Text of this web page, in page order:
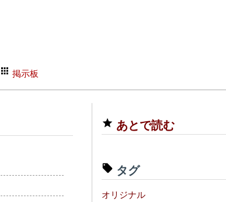
掲示板
あとで読む
タグ
オリジナル